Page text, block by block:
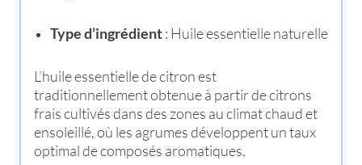
Type d’ingrédient: Huile essentielle naturelle
L’huile essentielle de citron est
traditionnellement obtenue à partir de citrons
frais cultivés dans des zones au climat chaud et
ensoleillé, où les agrumes développent un taux
optimal de composés aromatiques.